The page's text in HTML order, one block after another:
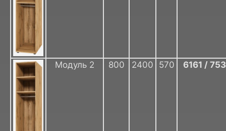
Модуль 2 800 2400 570 6161 /